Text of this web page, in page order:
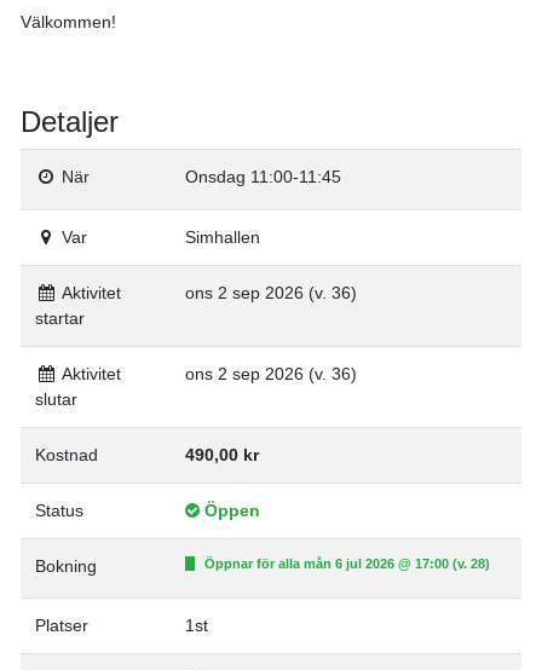
Välkommen!
Detaljer
När Onsdag 11:00-11:45
Var Simhallen
Aktivitet
startar
ons 2 sep 2026 (v. 36)
Aktivitet
slutar
ons 2 sep 2026 (v. 36)
Kostnad 490,00 kr
Status Öppen
Bokning Öppnar för alla mån 6 jul 2026 @ 17:00 (v. 28)
Platser 1st